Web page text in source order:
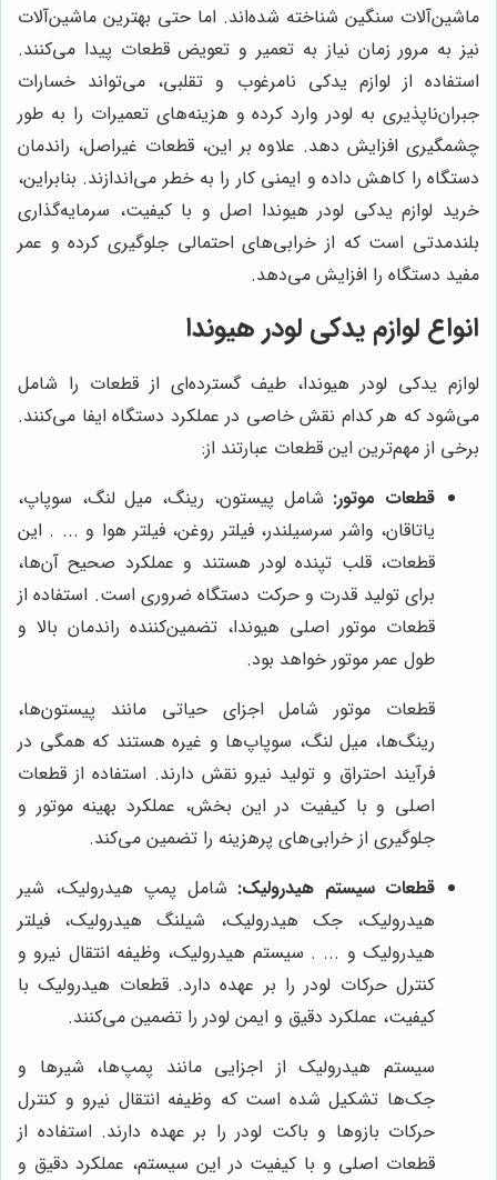
ماشین‌آلات سنگین شناخته شده‌اند. اما حتی بهترین ماشین‌آلات
نیز به مرور زمان نیاز به تعمیر و تعویض قطعات پیدا می‌کنند.
استفاده از لوازم یدکی نامرغوب و تقلبی، می‌تواند خسارات
جبران‌ناپذیری به لودر وارد کرده و هزینه‌های تعمیرات را به طور
چشمگیری افزایش دهد. علاوه بر این، قطعات غیراصل، راندمان
دستگاه را کاهش داده و ایمنی کار را به خطر می‌اندازند. بنابراین،
خرید لوازم یدکی لودر هیوندا اصل و با کیفیت، سرمایه‌گذاری
بلندمدتی است که از خرابی‌های احتمالی جلوگیری کرده و عمر
مفید دستگاه را افزایش می‌دهد.
انواع لوازم یدکی لودر هیوندا
لوازم یدکی لودر هیوندا، طیف گسترده‌ای از قطعات را شامل
می‌شود که هر کدام نقش خاصی در عملکرد دستگاه ایفا می‌کنند.
برخی از مهم‌ترین این قطعات عبارتند از:
قطعات موتور: شامل پیستون، رینگ، میل لنگ، سوپاپ،
یاتاقان، واشر سرسیلندر، فیلتر روغن، فیلتر هوا و ... . این
قطعات، قلب تپنده لودر هستند و عملکرد صحیح آن‌ها،
برای تولید قدرت و حرکت دستگاه ضروری است. استفاده از
قطعات موتور اصلی هیوندا، تضمین‌کننده راندمان بالا و
طول عمر موتور خواهد بود.
قطعات موتور شامل اجزای حیاتی مانند پیستون‌ها،
رینگ‌ها، میل لنگ، سوپاپ‌ها و غیره هستند که همگی در
فرآیند احتراق و تولید نیرو نقش دارند. استفاده از قطعات
اصلی و با کیفیت در این بخش، عملکرد بهینه موتور و
جلوگیری از خرابی‌های پرهزینه را تضمین می‌کند.
قطعات سیستم هیدرولیک: شامل پمپ هیدرولیک، شیر
هیدرولیک، جک هیدرولیک، شیلنگ هیدرولیک، فیلتر
هیدرولیک و ... . سیستم هیدرولیک، وظیفه انتقال نیرو و
کنترل حرکات لودر را بر عهده دارد. قطعات هیدرولیک با
کیفیت، عملکرد دقیق و ایمن لودر را تضمین می‌کنند.
سیستم هیدرولیک از اجزایی مانند پمپ‌ها، شیرها و
جک‌ها تشکیل شده است که وظیفه انتقال نیرو و کنترل
حرکات بازوها و باکت لودر را بر عهده دارند. استفاده از
قطعات اصلی و با کیفیت در این سیستم، عملکرد دقیق و